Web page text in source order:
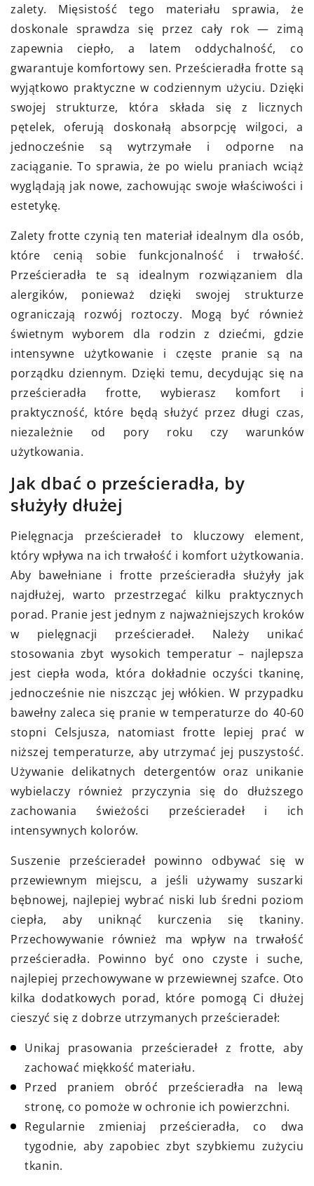
zalety. Mięsistość tego materiału sprawia, że
doskonale sprawdza się przez cały rok — zimą
zapewnia ciepło, a latem oddychalność, co
gwarantuje komfortowy sen. Prześcieradła frotte są
wyjątkowo praktyczne w codziennym użyciu. Dzięki
swojej strukturze, która składa się z licznych
pętelek, oferują doskonałą absorpcję wilgoci, a
jednocześnie są wytrzymałe i odporne na
zaciąganie. To sprawia, że po wielu praniach wciąż
wyglądają jak nowe, zachowując swoje właściwości i
estetykę.
Zalety frotte czynią ten materiał idealnym dla osób,
które cenią sobie funkcjonalność i trwałość.
Prześcieradła te są idealnym rozwiązaniem dla
alergików, ponieważ dzięki swojej strukturze
ograniczają rozwój roztoczy. Mogą być również
świetnym wyborem dla rodzin z dziećmi, gdzie
intensywne użytkowanie i częste pranie są na
porządku dziennym. Dzięki temu, decydując się na
prześcieradła frotte, wybierasz komfort i
praktyczność, które będą służyć przez długi czas,
niezależnie od pory roku czy warunków
użytkowania.
Jak dbać o prześcieradła, by
służyły dłużej
Pielęgnacja prześcieradeł to kluczowy element,
który wpływa na ich trwałość i komfort użytkowania.
Aby bawełniane i frotte prześcieradła służyły jak
najdłużej, warto przestrzegać kilku praktycznych
porad. Pranie jest jednym z najważniejszych kroków
w pielęgnacji prześcieradeł. Należy unikać
stosowania zbyt wysokich temperatur – najlepsza
jest ciepła woda, która dokładnie oczyści tkaninę,
jednocześnie nie niszcząc jej włókien. W przypadku
bawełny zaleca się pranie w temperaturze do 40-60
stopni Celsjusza, natomiast frotte lepiej prać w
niższej temperaturze, aby utrzymać jej puszystość.
Używanie delikatnych detergentów oraz unikanie
wybielaczy również przyczynia się do dłuższego
zachowania świeżości prześcieradeł i ich
intensywnych kolorów.
Suszenie prześcieradeł powinno odbywać się w
przewiewnym miejscu, a jeśli używamy suszarki
bębnowej, najlepiej wybrać niski lub średni poziom
ciepła, aby uniknąć kurczenia się tkaniny.
Przechowywanie również ma wpływ na trwałość
prześcieradła. Powinno być ono czyste i suche,
najlepiej przechowywane w przewiewnej szafce. Oto
kilka dodatkowych porad, które pomogą Ci dłużej
cieszyć się z dobrze utrzymanych prześcieradeł:
Unikaj prasowania prześcieradeł z frotte, aby
zachować miękkość materiału.
Przed praniem obróć prześcieradła na lewą
stronę, co pomoże w ochronie ich powierzchni.
Regularnie zmieniaj prześcieradła, co dwa
tygodnie, aby zapobiec zbyt szybkiemu zużyciu
tkanin.